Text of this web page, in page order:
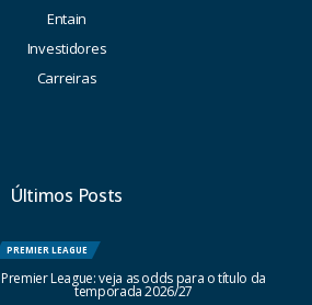
Entain
Investidores
Carreiras
Últimos Posts
PREMIER LEAGUE
Premier League: veja as odds para o título da
temporada 2026/27